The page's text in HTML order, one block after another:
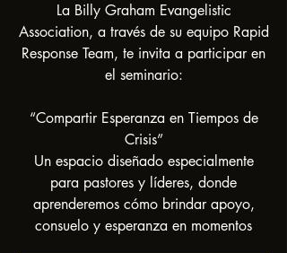
La Billy Graham Evangelistic
Association, a través de su equipo Rapid
Response Team, te invita a participar en
el seminario:
“Compartir Esperanza en Tiempos de
Crisis”
Un espacio diseñado especialmente
para pastores y líderes, donde
aprenderemos cómo brindar apoyo,
consuelo y esperanza en momentos